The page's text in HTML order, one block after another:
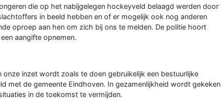
die op het nabijgelegen hockeyveld belaagd werden door
in beeld hebben en of er mogelijk ook nog anderen
oproep aan hen om zich bij ons te melden. De politie hoort
aangifte opnemen.
inzet wordt zoals te doen gebruikelijk een bestuurlijke
met de gemeente Eindhoven. In gezamenlijkheid wordt gekeken
in de toekomst te vermijden.